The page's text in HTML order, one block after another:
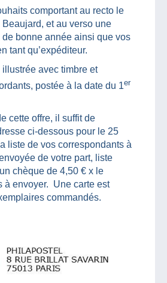
comportant au recto le
et au verso une
bonne année ainsi que vos
tant qu’expéditeur.
avec timbre et
postée à la date du 1er
cette offre, il suffit de
ci-dessous pour le 25
liste de vos correspondants à
de votre part, liste
chèque de 4,50 € x le
à envoyer. Une carte est
commandés.